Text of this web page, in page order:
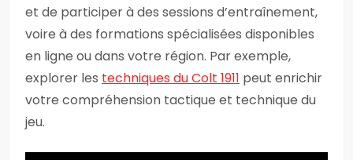
et de participer à des sessions d’entraînement,
voire à des formations spécialisées disponibles
en ligne ou dans votre région. Par exemple,
explorer les techniques du Colt 1911 peut enrichir
votre compréhension tactique et technique du
jeu.